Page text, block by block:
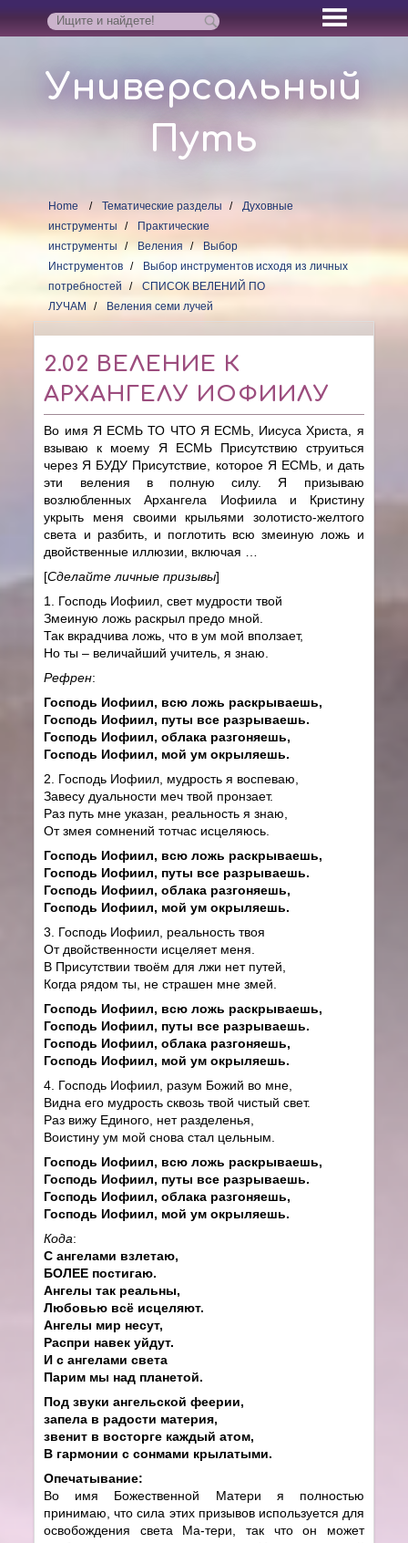
Универсальный
Путь
Home Тематические разделы
Духовные
инструменты
Практические
инструменты
Веления
Выбор
Инструментов
Выбор инструментов исходя из личных
потребностей
СПИСОК ВЕЛЕНИЙ ПО
ЛУЧАМ
Веления семи лучей
2.02 ВЕЛЕНИЕ К
АРХАНГЕЛУ ИОФИИЛУ
Во имя Я ЕСМЬ ТО ЧТО Я ЕСМЬ, Иисуса Христа, я
взываю к моему Я ЕСМЬ Присутствию струиться
через Я БУДУ Присутствие, которое Я ЕСМЬ, и дать
эти веления в полную силу. Я призываю
возлюбленных Архангела Иофиила и Кристину
укрыть меня своими крыльями золотисто-желтого
света и разбить, и поглотить всю змеиную ложь и
двойственные иллюзии, включая …
[Сделайте личные призывы]
1. Господь Иофиил, свет мудрости твой
Змеиную ложь раскрыл предо мной.
Так вкрадчива ложь, что в ум мой вползает,
Но ты – величайший учитель, я знаю.
Рефрен:
Господь Иофиил, всю ложь раскрываешь,
Господь Иофиил, путы все разрываешь.
Господь Иофиил, облака разгоняешь,
Господь Иофиил, мой ум окрыляешь.
2. Господь Иофиил, мудрость я воспеваю,
Завесу дуальности меч твой пронзает.
Раз путь мне указан, реальность я знаю,
От змея сомнений тотчас исцеляюсь.
Господь Иофиил, всю ложь раскрываешь,
Господь Иофиил, путы все разрываешь.
Господь Иофиил, облака разгоняешь,
Господь Иофиил, мой ум окрыляешь.
3. Господь Иофиил, реальность твоя
От двойственности исцеляет меня.
В Присутствии твоём для лжи нет путей,
Когда рядом ты, не страшен мне змей.
Господь Иофиил, всю ложь раскрываешь,
Господь Иофиил, путы все разрываешь.
Господь Иофиил, облака разгоняешь,
Господь Иофиил, мой ум окрыляешь.
4. Господь Иофиил, разум Божий во мне,
Видна его мудрость сквозь твой чистый свет.
Раз вижу Единого, нет разделенья,
Воистину ум мой снова стал цельным.
Господь Иофиил, всю ложь раскрываешь,
Господь Иофиил, путы все разрываешь.
Господь Иофиил, облака разгоняешь,
Господь Иофиил, мой ум окрыляешь.
Кода:
С ангелами взлетаю,
БОЛЕЕ постигаю.
Ангелы так реальны,
Любовью всё исцеляют.
Ангелы мир несут,
Распри навек уйдут.
И с ангелами света
Парим мы над планетой.
Под звуки ангельской феерии,
запела в радости материя,
звенит в восторге каждый атом,
В гармонии с сонмами крылатыми.
Опечатывание:
Во имя Божественной Матери я полностью
принимаю, что сила этих призывов используется для
освобождения света Ма-тери, так что он может